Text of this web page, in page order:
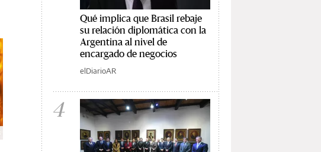
Qué implica que Brasil rebaje
su relación diplomática con la
Argentina al nivel de
encargado de negocios
elDiarioAR
4